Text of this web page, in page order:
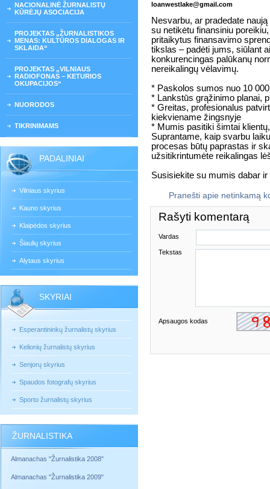
NACIONALINĖ ŽURNALISTŲ
KŪRĖJŲ ASOCIACIJA
PROJEKTAS „ŽURNALISTIKOS
MENAS: KULTŪROS DIALOGAS IR
SKLAIDA“
PROJEKTAS „VILNIAUS
RADIOFONAS – KETURIOS
OKUPACIJOS“
NUORODOS
TIKRINIMAMS
PADALINIAI
Vilniaus skyrius
Kauno skyrius
Klaipėdos skyrius
Šiaulių skyrius
Alytaus skyrius
SKYRIAI
Esperantininkų žurnalistų skyrius
Kelionių žurnalistų skyrius
Senjorų skyrius
Spaudos fotografų skyrius
Sporto žurnalistų skyrius
ŽURNALISTIKA
Almanachas "Žurnalistika 2008"
Almanachas "Žurnalistika 2009"
loanwestlake@gmail.com
Nesvarbu, ar pradedate
su netikėtu finansiniu
pritaikytus finansavimo
tikslas – padėti jums, siūlant
konkurencingas palūkanų
nereikalingų vėlavimų.
* Paskolos sumos nuo 10
* Lankstūs grąžinimo planai,
* Greitas, profesionalus
kiekviename žingsnyje
* Mumis pasitiki šimtai
Suprantame, kaip svarbu
procesas būtų paprastas ir
užsitikrintumėte reikalingas
Susisiekite su mumis dabar
Pranešti apie netinkamą
Rašyti komentarą
Vardas
Tekstas
Apsaugos kodas